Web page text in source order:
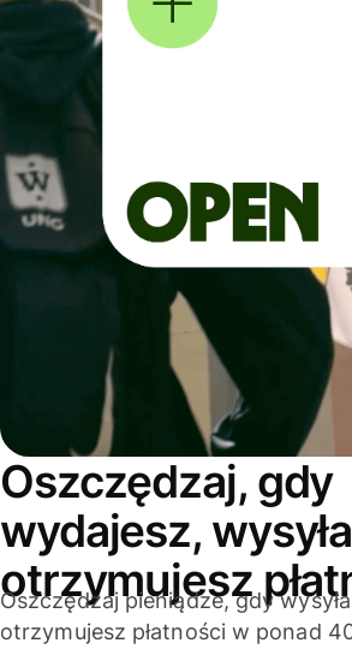
Oszczędzaj, gdy
wydajesz,
otrzymujesz
Oszczędzaj pieniądze, gdy
otrzymujesz płatności w ponad